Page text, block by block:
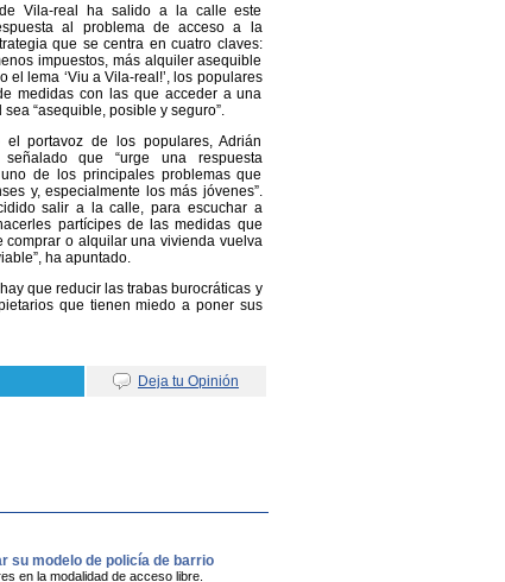
Vila-real ha salido a la calle este
al problema de acceso a la
que se centra en cuatro claves:
impuestos, más alquiler asequible
el lema ‘Viu a Vila-real!’, los populares
medidas con las que acceder a una
“asequible, posible y seguro”.
portavoz de los populares, Adrián
que “urge una respuesta
de los principales problemas que
y, especialmente los más jóvenes”.
salir a la calle, para escuchar a
partícipes de las medidas que
comprar o alquilar una vivienda vuelva
ha apuntado.
que reducir las trabas burocráticas y
que tienen miedo a poner sus
Deja tu Opinión
su modelo de policía de barrio
en la modalidad de acceso libre.